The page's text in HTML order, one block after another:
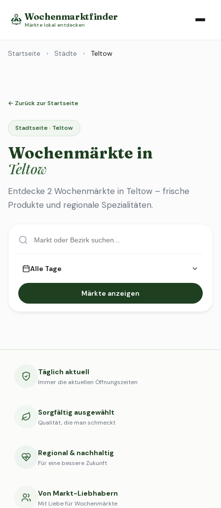
Wochenmarktfinder
Märkte lokal entdecken
Startseite › Städte › Teltow
← Zurück zur Startseite
Stadtseite · Teltow
Wochenmärkte in
Teltow
Entdecke 2 Wochenmärkte in Teltow – frische
Produkte und regionale Spezialitäten.
Alle Tage
Märkte anzeigen
Täglich aktuell
Immer die aktuellen Öffnungszeiten
Sorgfältig ausgewählt
Qualität, die man schmeckt
Regional & nachhaltig
Für eine bessere Zukunft
Von Markt-Liebhabern
Mit Liebe für Wochenmärkte